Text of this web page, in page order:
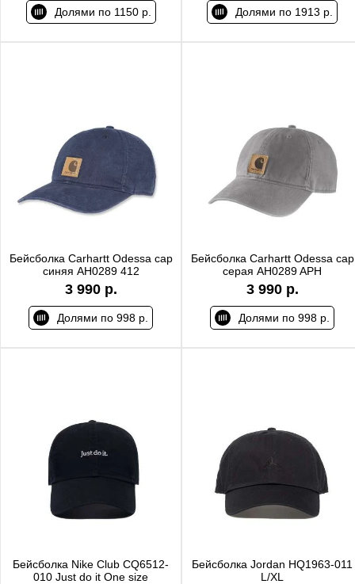
Долями по 1150 р. Долями по 1913 р.
Бейсболка Carhartt Odessa cap
синяя AH0289 412
3 990 р.
Долями по 998 р.
Бейсболка Carhartt Odessa cap
серая AH0289 APH
3 990 р.
Долями по 998 р.
Бейсболка Nike Club CQ6512-
010 Just do it One size
Бейсболка Jordan HQ1963-011
L/XL